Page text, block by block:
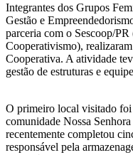
Integrantes dos Grupos
Gestão e
parceria com o Sescoop/
Cooperativismo),
Cooperativa. A atividade
gestão de estruturas e
O primeiro local visitado
comunidade Nossa
recentemente completou
responsável pela